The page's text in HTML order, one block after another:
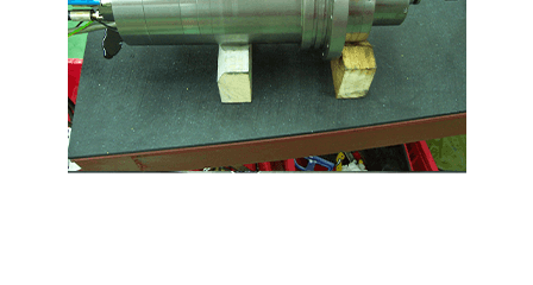
繁體中文 English 日本語
简体中文